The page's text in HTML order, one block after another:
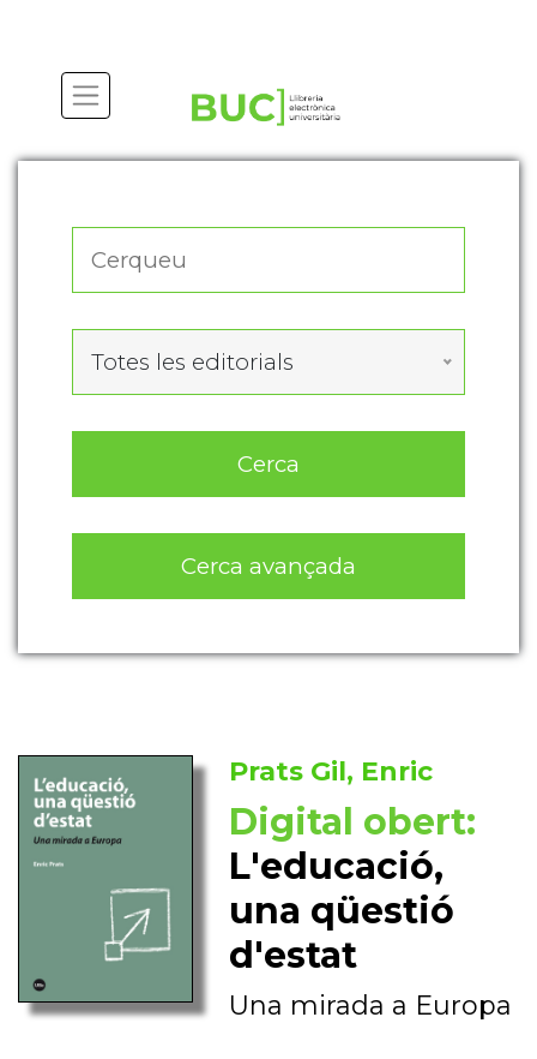
Totes les editorials
Cerca
Cerca avançada
Prats Gil, Enric
Digital obert:
L'educació,
una qüestió
d'estat
Una mirada a Europa